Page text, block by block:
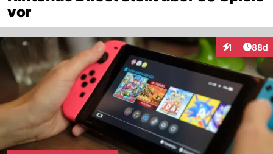
vor
1
Interaktionen
88d